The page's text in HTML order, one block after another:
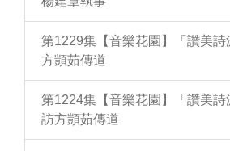
第1229集【音樂花園】「讚美
方顗茹傳道
第1224集【音樂花園】「讚美詩
訪方顗茹傳道